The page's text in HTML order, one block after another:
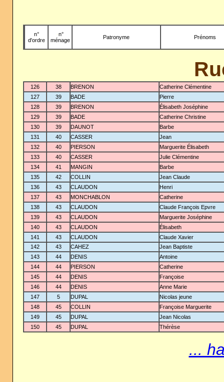
n°
d'ordre
-n°
ménage
Patronyme Prénoms
126 38 BRENON
Catherine Clémentine
127
39 BADE
Pierre
128
39 BRENON
Élisabeth Joséphine
129
39 BADE
Catherine Christine
130
39 DAUNOT
Barbe
131
40 CASSER
Jean
132
40 PIERSON
Marguerite Élisabeth
133
40 CASSER
Julie Clémentine
134
41 MANGIN
Barbe
135
42 COLLIN
Jean Claude
136
43 CLAUDON
Henri
137
43 MONCHABLON
Catherine
138
43 CLAUDON
Claude François Epvre
139
43 CLAUDON
Marguerite Joséphine
140
43 CLAUDON
Élisabeth
141
43 CLAUDON
Claude Xavier
142
43 CAHEZ
Jean Baptiste
143
44 DENIS
Antoine
144
44 PIERSON
Catherine
145
44 DENIS
Françoise
146
44 DENIS
Anne Marie
147
5 DUPAL
Nicolas jeune
148
45 COLLIN
Françoise Marguerite
149
45 DUPAL
Jean Nicolas
150
45 DUPAL Thérèse
...